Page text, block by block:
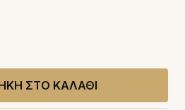
ΣΤΟ ΚΑΛΑΘΙ